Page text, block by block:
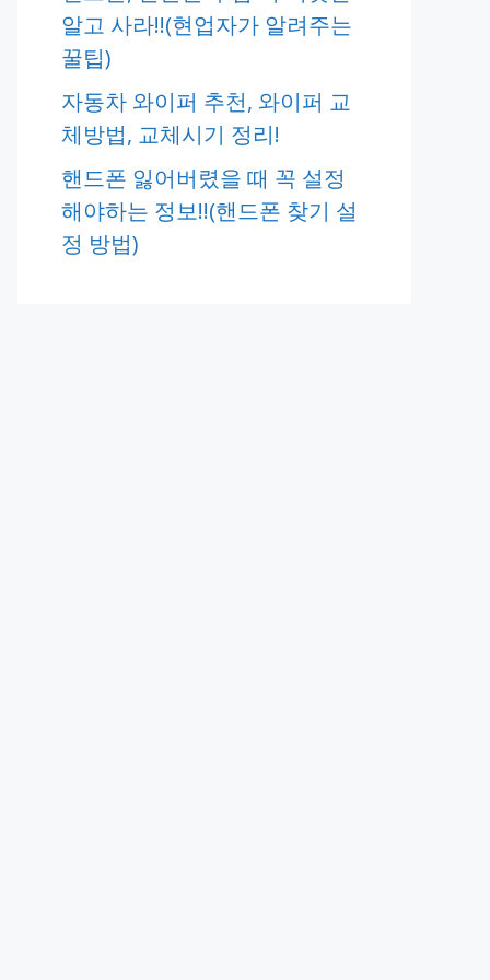
알고 사라!!(현업자가 알려주는
꿀팁)
자동차 와이퍼 추천, 와이퍼 교
체방법, 교체시기 정리!
핸드폰 잃어버렸을 때 꼭 설정
해야하는 정보!!(핸드폰 찾기 설
정 방법)